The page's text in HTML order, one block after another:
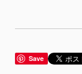
Save